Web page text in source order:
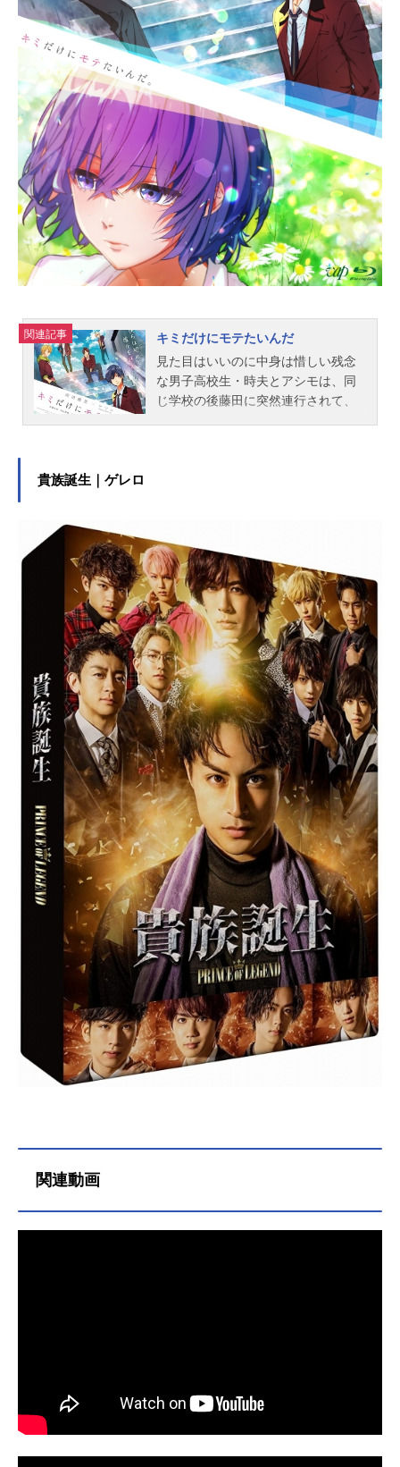
関連記事
キミだけにモテたいんだ
見た目はいいのに中身は惜しい残念
な男子高校生・時夫とアシモは、同
じ学校の後藤田に突然連行されて、
冷たく「中二をこじらせている」と
噂されてモテない時夫、行動が子供
すぎてモテないアシモに加え、かわ
いすぎるためモテない幸太郎、人間
そのものに興味が持てないためモテ
ない亜紀。ホリコの執事的存在でモ
テの講師役の後藤田を加え、一同は
無理やり５人１組の学校代表メンバ
ーに。優勝を目指してモテメンへと
成長していく中で、周囲や自分の変
化もホリコに対する恋心も自覚する
ことになる。そしてまたホリコにも
隠していたことが……。決勝を前に
一致団結しながら、複雑に絡んでこ
じれてもいく６人の想い。本当の
〈モテ〉とは何なのか。恋と友情の
青春劇が開幕！作品名キミだけにモ
テたいんだ放送形態劇場版アニメス
ケジュール2019年10月25日（金）キ
ャスト古田時夫：斉藤壮馬葦田茂
一：内山昂輝戸島幸太郎：富園力也
佐橋亜紀：松岡禎丞後藤田駿：梅原
裕一郎堀ノ宮早紀子：石川由依司
会：...
貴族誕生｜ゲレロ
関連動画